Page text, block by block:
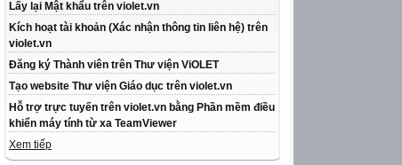
Lấy lại Mật khẩu trên violet.vn
Kích hoạt tài khoản (Xác nhận thông tin liên hệ) trên
violet.vn
Đăng ký Thành viên trên Thư viện ViOLET
Tạo website Thư viện Giáo dục trên violet.vn
Hỗ trợ trực tuyến trên violet.vn bằng Phần mềm điều
khiển máy tính từ xa TeamViewer
Xem tiếp